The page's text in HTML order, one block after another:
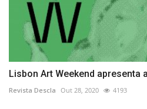
Lisbon Art Weekend apresenta
Revista Descla Out 28, 2020 4193